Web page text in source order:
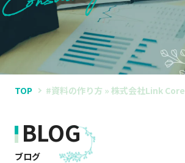
TOP #資料の作り方 » 株式会社Link Core
BLOG
ブログ